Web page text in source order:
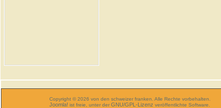
Copyright © 2026 von den schweizer franken. Alle Rechte vorbehalten.
Joomla! ist freie, unter derGNU/GPL-Lizenz veröffentlichte Software.